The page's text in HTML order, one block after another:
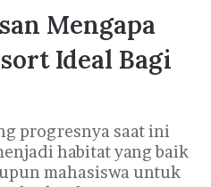
Mengapa
Ideal Bagi
progresnya saat ini
habitat yang baik
mahasiswa untuk